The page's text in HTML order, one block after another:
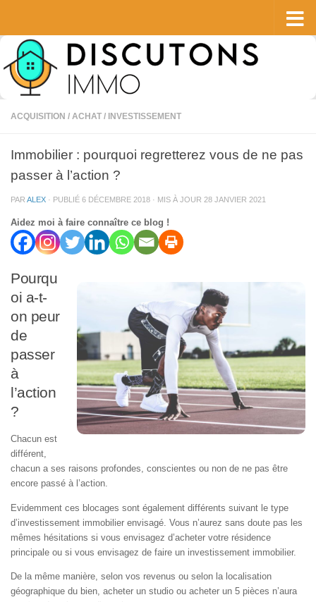
ACQUISITION / ACHAT / INVESTISSEMENT
Immobilier : pourquoi regretterez vous de ne pas
passer à l’action ?
PAR ALEX · PUBLIÉ 6 DÉCEMBRE 2018 · MIS À JOUR 28 JANVIER 2021
Aidez moi à faire connaître ce blog !
Pourqu
oi a-t-
on peur
de
passer
à
l’action
?
Chacun est
différent,
chacun a ses raisons profondes, conscientes ou non de ne pas être
encore passé à l’action.
Evidemment ces blocages sont également différents suivant le type
d’investissement immobilier envisagé. Vous n’aurez sans doute pas les
mêmes hésitations si vous envisagez d’acheter votre résidence
principale ou si vous envisagez de faire un investissement immobilier.
De la même manière, selon vos revenus ou selon la localisation
géographique du bien, acheter un studio ou acheter un 5 pièces n’aura